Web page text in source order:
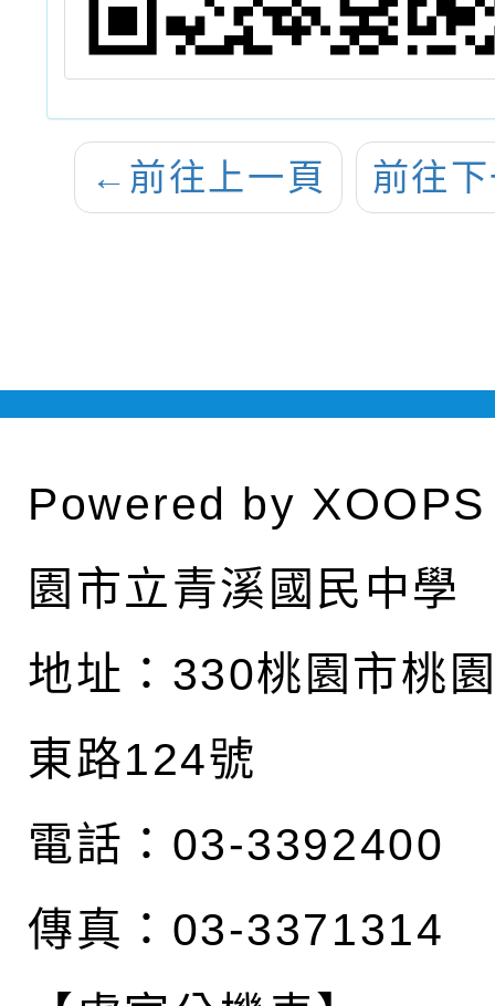
← 前往上一頁 前往
Powered by XOOPS
園市立青溪國民中學
地址： 330桃園市桃
東路124號
電話：03-3392400
傳真：03-3371314